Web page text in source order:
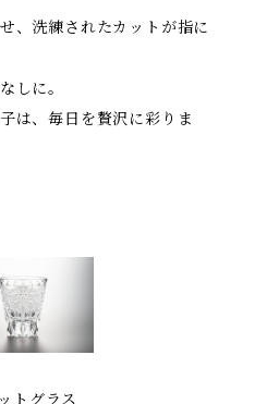
、洗練されたカットが指に
しに。
は、毎日を贅沢に彩りま
トグラス